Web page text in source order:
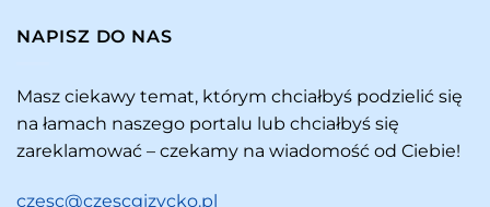
NAPISZ DO NAS
Masz ciekawy temat, którym chciałbyś podzielić się
na łamach naszego portalu lub chciałbyś się
zareklamować – czekamy na wiadomość od Ciebie!
czesc@czescgizycko.pl